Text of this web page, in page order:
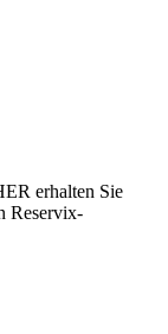
erhalten Sie
Reservix-